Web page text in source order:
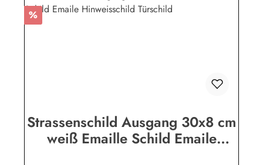
Rabatt
%
Strassenschild Ausgang 30x8 cm
weiß Emaille Schild Emaile